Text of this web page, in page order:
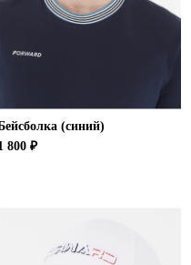
(синий)
800 ₽